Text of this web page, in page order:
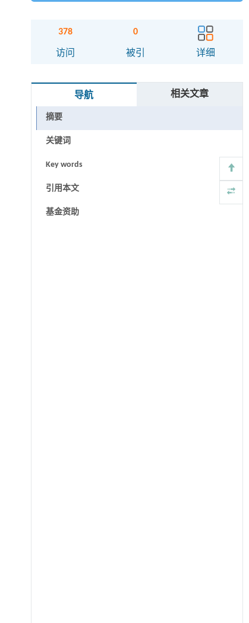
378
访问
0
被引 详细
导航 相关文章
摘要
关键词
Key words
引用本文
基金资助